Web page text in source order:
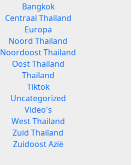
Bangkok
Centraal Thailand
Europa
Noord Thailand
Noordoost Thailand
Oost Thailand
Thailand
Tiktok
Uncategorized
Video's
West Thailand
Zuid Thailand
Zuidoost Azië